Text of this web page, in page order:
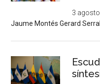
3
Jaume Montés Gerard